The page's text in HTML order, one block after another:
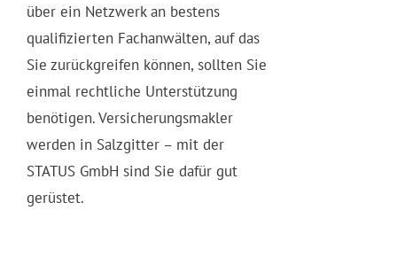
über ein Netzwerk an bestens
qualifizierten Fachanwälten, auf das
Sie zurückgreifen können, sollten Sie
einmal rechtliche Unterstützung
benötigen. Versicherungsmakler
werden in Salzgitter – mit der
STATUS GmbH sind Sie dafür gut
gerüstet.